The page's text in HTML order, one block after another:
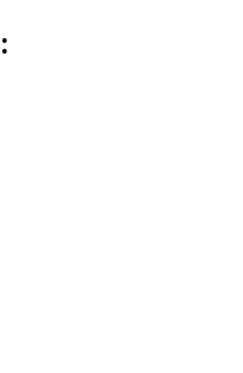
de silício,
9 polegadas
a
moedores
para preparar
e deixar
correto do
tempo de